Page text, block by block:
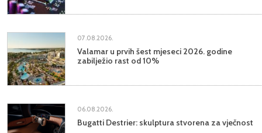
07.08.2026.
Valamar u prvih šest mjeseci 2026. godine
zabilježio rast od 10%
06.08.2026.
Bugatti Destrier: skulptura stvorena za vječnost